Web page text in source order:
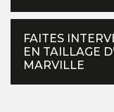
FAITES
EN TAILLAGE
MARVILLE